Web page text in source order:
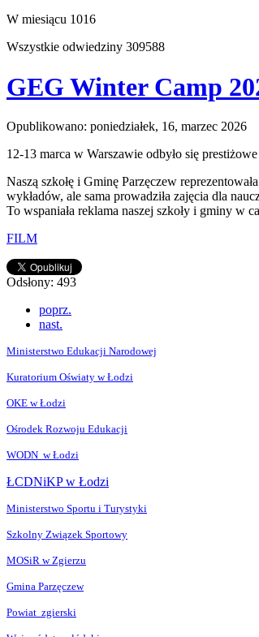
W miesiącu 1016
Wszystkie odwiedziny 309588
GEG Winter Camp
Opublikowano: poniedziałek, 16, marzec 2026
12-13 marca w Warszawie odbyło się
Naszą szkołę i Gminę Parzęczew
wykładów, ale sama prowadziła zajęcia dla
To wspaniała reklama naszej szkoły i gminy w
FILM
Odsłony: 493
poprz.
nast.
Ministerstwo Edukacji Narodowej
Kuratorium Oświaty w Łodzi
OKE w Łodzi
Ośrodek Rozwoju Edukacji
WODN w Łodzi
ŁCDNiKP w Łodzi
Ministerstwo Sportu i Turystyki
Szkolny Związek Sportowy
MOSiR w Zgierzu
Gmina Parzęczew
Powiat zgierski